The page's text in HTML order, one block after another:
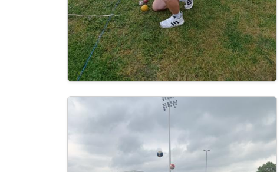
Image